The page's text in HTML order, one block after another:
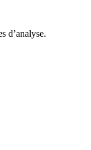
d’analyse.